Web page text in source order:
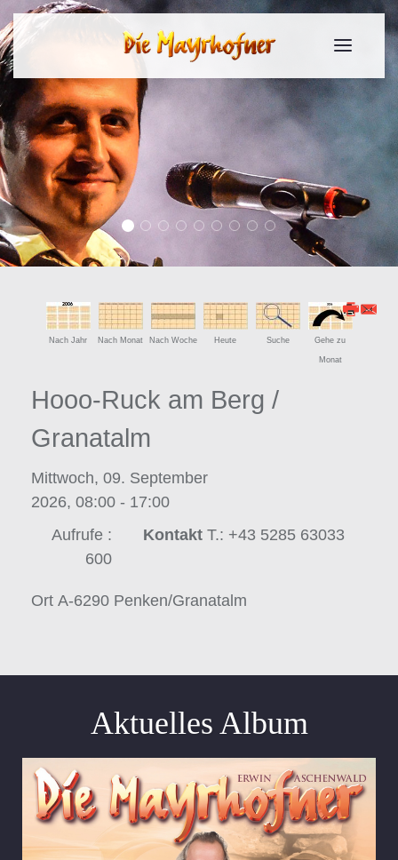
Slide 2017 1
Slide 2017 2
Slide 2017 3
Slide 2017 4
Slide 2017 5
Slide 2017 6
Slide 2017 7
Slide 2017 8
Slide 2017 9
Nach Jahr Nach Monat Nach Woche Heute Suche Gehe zu
Monat
Hooo-Ruck am Berg /
Granatalm
Mittwoch, 09. September
2026, 08:00 - 17:00
Aufrufe:
600
Kontakt T.: +43 5285 63033
Ort A-6290 Penken/Granatalm
Aktuelles Album